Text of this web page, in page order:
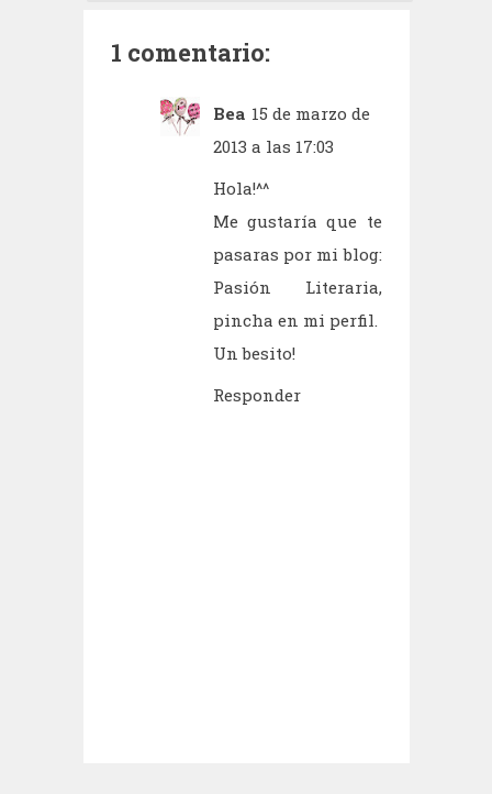
1 comentario:
Bea 15 de marzo de
2013 a las 17:03
Hola!^^
Me gustaría que te
pasaras por mi blog:
Pasión Literaria,
pincha en mi perfil.
Un besito!
Responder